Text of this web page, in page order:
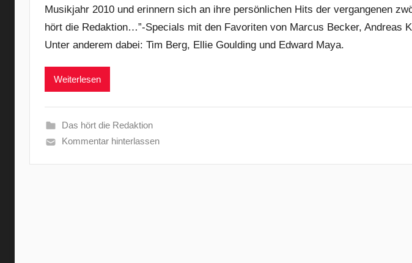
Musikjahr 2010 und erinnern sich an ihre persönlichen Hits der vergangenen
hört die Redaktion…”-Specials mit den Favoriten von Marcus Becker, Andreas
Unter anderem dabei: Tim Berg, Ellie Goulding und Edward Maya.
Weiterlesen
Das hört die Redaktion
Kommentar hinterlassen